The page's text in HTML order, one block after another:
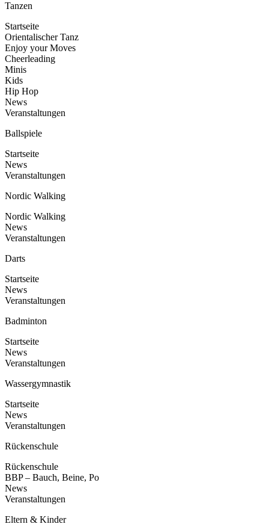
Tanzen
Startseite
Orientalischer Tanz
Enjoy your Moves
Cheerleading
Minis
Kids
Hip Hop
News
Veranstaltungen
Ballspiele
Startseite
News
Veranstaltungen
Nordic Walking
Nordic Walking
News
Veranstaltungen
Darts
Startseite
News
Veranstaltungen
Badminton
Startseite
News
Veranstaltungen
Wassergymnastik
Startseite
News
Veranstaltungen
Rückenschule
Rückenschule
BBP – Bauch, Beine, Po
News
Veranstaltungen
Eltern & Kinder